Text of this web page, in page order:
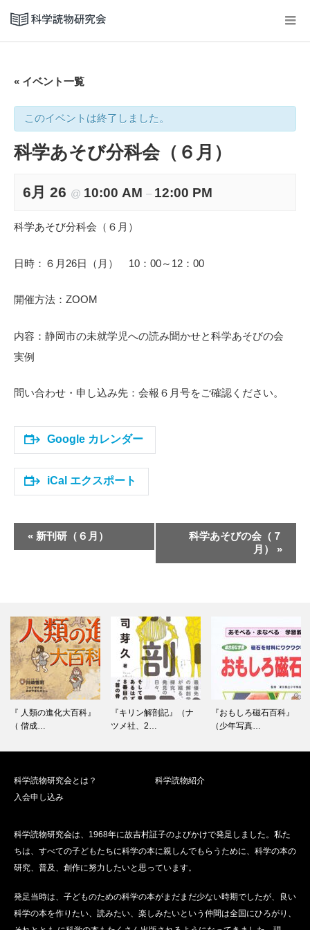
« イベント一覧
このイベントは終了しました。
科学あそび分科会（６月）
6月 26 @ 10:00 AM – 12:00 PM
科学あそび分科会（６月）
日時：６月26日（月） 10：00～12：00
開催方法：ZOOM
内容：静岡市の未就学児への読み聞かせと科学あそびの会
実例
問い合わせ・申し込み先：会報６月号をご確認ください。
Google カレンダー
iCal エクスポート
ベ
ビ
ゲ
ー
シ
ョ
ン
« 新刊研（６月）
科学あそびの会（７
月） »
『 人類の進化大百科』
（ 偕成…
『キリン解剖記』（ナ
ツメ社、2…
『おもしろ磁石百科』
（少年写真…
科学読物研究会とは？
科学読物紹介
入会申し込み
科学読物研究会は、1968年に故吉村証子のよびかけで発足しました。私た
ちは、すべての子どもたちに科学の本に親しんでもらうために、科学の本の
研究、普及、創作に努力したいと思っています。
発足当時は、子どものための科学の本がまだまだ少ない時期でしたが、良い
科学の本を作りたい、読みたい、楽しみたいという仲間は全国にひろがり、